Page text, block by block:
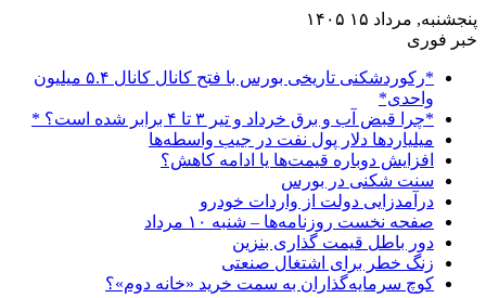
پنجشنبه, مرداد ۱۵ ۱۴۰۵
خبر فوری
*رکوردشکنی تاریخی بورس با فتح کانال کانال ۵.۴ میلیون
واحدی*
*چرا قبض آب و برق خرداد و تیر ۳ تا ۴ برابر شده است؟ *
میلیاردها دلار پول نفت در جیب واسطه‌ها
افزایش دوباره قیمت‌ها یا ادامه کاهش؟
سنت شکنی در بورس
درآمدزایی دولت از واردات خودرو
صفحه نخست روزنامه‌ها – شنبه ۱۰ مرداد
دور باطل قیمت گذاری بنزین
زنگ خطر برای اشتغال صنعتی
کوچ سرمایه‌گذاران به سمت خرید «خانه دوم»؟